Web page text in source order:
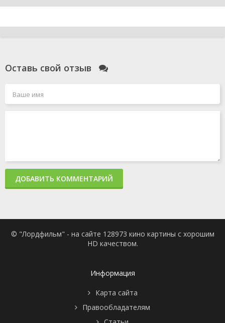
Оставь свой отзыв
ДОБАВИТЬ КОММЕНТАРИЙ
© "Лордфильм" - на сайте 128973 кино картины с хорошим
HD качеством.
Информация
Карта сайта
Правообладателям